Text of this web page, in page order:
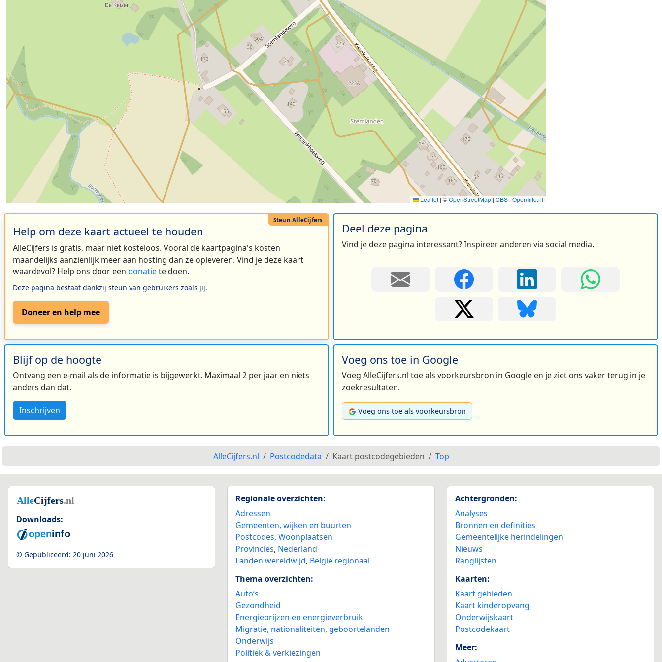
Leaflet | ©OpenStreetMap | CBS | OpenInfo.nl
Help om deze kaart actueel te houden
AlleCijfers is gratis, maar niet kosteloos. Vooral de kaartpagina's kosten
maandelijks aanzienlijk meer aan hosting dan ze opleveren. Vind je deze kaart
waardevol? Help ons door een donatiete doen.
Deze pagina bestaat dankzij steun van gebruikers zoals jij.
Doneer en help mee
Deel deze pagina
Vind je deze pagina interessant? Inspireer anderen via social media.
Blijf op de hoogte
Ontvang een e-mail als de informatie is bijgewerkt. Maximaal 2 per jaar en niets
anders dan dat.
Inschrijven
Voeg ons toe in Google
Voeg AlleCijfers.nl toe als voorkeursbron in Google en je ziet ons vaker terug in je
zoekresultaten.
Voeg ons toe als voorkeursbron
AlleCijfers.nl Postcodedata Kaart postcodegebieden Top
Downloads:
© Gepubliceerd: 20 juni 2026
Regionale overzichten:
Adressen
Gemeenten, wijken en buurten
Postcodes,Woonplaatsen
Provincies, Nederland
Landen wereldwijd, België regionaal
Thema overzichten:
Auto’s
Gezondheid
Energieprijzen en energieverbruik
Migratie, nationaliteiten, geboortelanden
Onderwijs
Politiek & verkiezingen
Achtergronden:
Analyses
Bronnen en definities
Gemeentelijke herindelingen
Nieuws
Ranglijsten
Kaarten:
Kaart gebieden
Kaart kinderopvang
Onderwijskaart
Postcodekaart
Meer: